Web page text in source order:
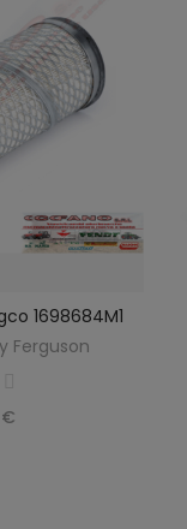
1698684M1
Ferguson